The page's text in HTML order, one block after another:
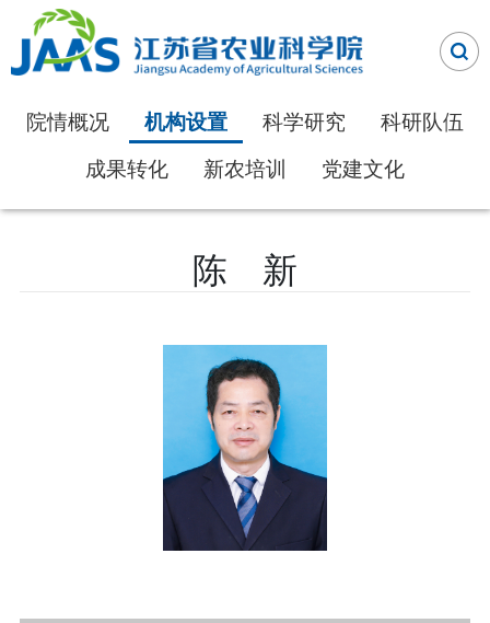
院情概况 机构设置 科学研究
科研队伍
成果转化
新农培训 党建文化
陈 新